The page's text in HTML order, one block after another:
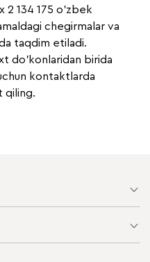
2 134 175 o'zbek
chegirmalar va
taqdim etiladi.
do'konlaridan birida
kontaktlarda
qiling.